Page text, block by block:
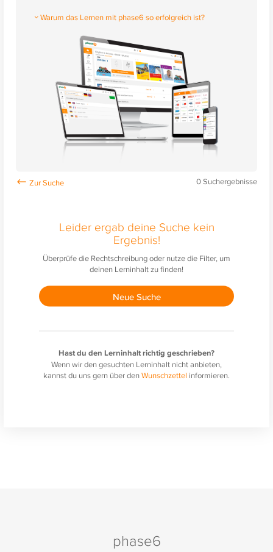
Warum das Lernen mit phase6 so erfolgreich ist?
0Suchergebnisse
Leider ergab deine Suche kein
Ergebnis!
Überprüfe die Rechtschreibung oder nutze die Filter, um
deinen Lerninhalt zu finden!
Neue Suche
Hast du den Lerninhalt richtig geschrieben?
Wenn wir den gesuchten Lerninhalt nicht anbieten,
kannst du uns gern über denWunschzettel informieren.
phase6